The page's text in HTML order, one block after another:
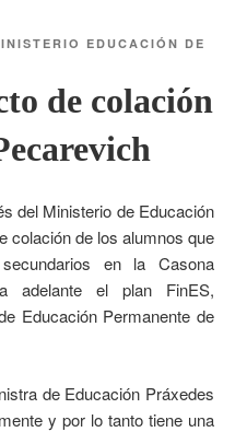
EDUCACIÓN DE
de colación
del Ministerio de Educación
colación de los alumnos que
en la Casona
adelante el plan FinES,
Educación Permanente de
de Educación Práxedes
y por lo tanto tiene una